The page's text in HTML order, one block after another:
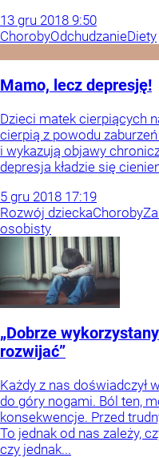
13 gru 2018 9:50
ChorobyOdchudzanieDiety
Mamo, lecz depresję!
Dzieci matek cierpiących
cierpią z powodu
i wykazują objawy
depresja kładzie się
5 gru 2018 17:19
Rozwój dzieckaChoroby
osobisty
„Dobrze
rozwijać”
Każdy z nas doświadczył
do góry nogami. Ból ten,
konsekwencje. Przed
To jednak od nas zależy,
czy jednak...